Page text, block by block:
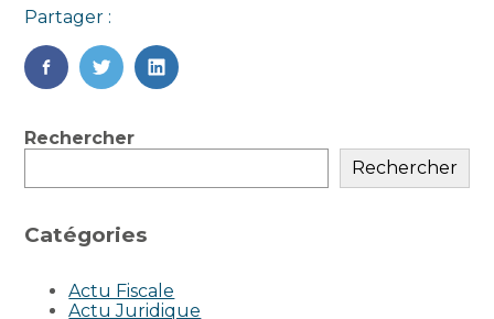
Partager :
FaceBook
TwitterLinkedIn
Blog
Rechercher
Rechercher
Catégories
Actu Fiscale
Actu Juridique